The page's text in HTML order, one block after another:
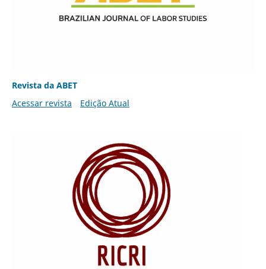
Revista da ABET
Acessar revista
Edição Atual